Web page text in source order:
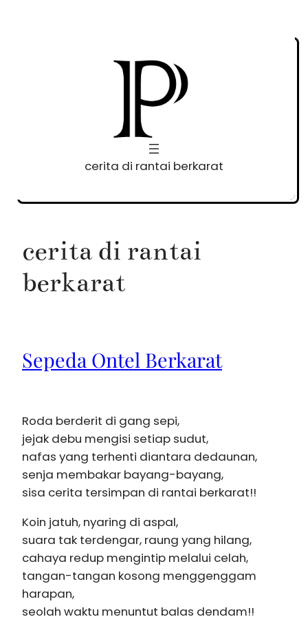
cerita di rantai berkarat
cerita di rantai
berkarat
Sepeda Ontel Berkarat
Roda berderit di gang sepi,
jejak debu mengisi setiap sudut,
nafas yang terhenti diantara dedaunan,
senja membakar bayang-bayang,
sisa cerita tersimpan di rantai berkarat!!
Koin jatuh, nyaring di aspal,
suara tak terdengar, raung yang hilang,
cahaya redup mengintip melalui celah,
tangan-tangan kosong menggenggam
harapan,
seolah waktu menuntut balas dendam!!